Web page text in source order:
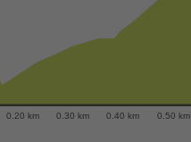
0.20 km 0.30 km 0.40 km 0.50 km